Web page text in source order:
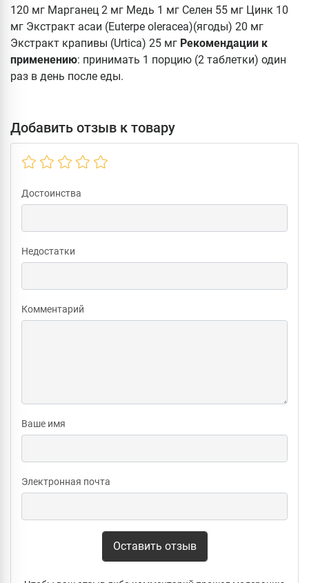
120 мг Марганец 2 мг Медь 1 мг Селен 55 мг Цинк 10
мг Экстракт асаи (Euterpe oleracea)(ягоды) 20 мг
Экстракт крапивы (Urtica) 25 мг Рекомендации к
применению: принимать 1 порцию (2 таблетки) один
раз в день после еды.
Добавить отзыв к товару
Достоинства
Недостатки
Комментарий
Ваше имя
Электронная почта
Оставить отзыв